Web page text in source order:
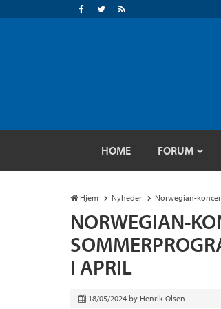
HOME FORUM
Hjem Nyheder Norwegian-
NORWEGIAN-
I APRIL
18/05/2024 by Henrik Olsen